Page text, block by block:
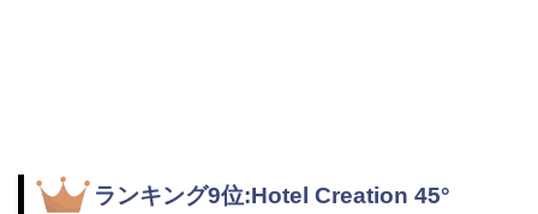
ランキング9位:Hotel Creation 45°